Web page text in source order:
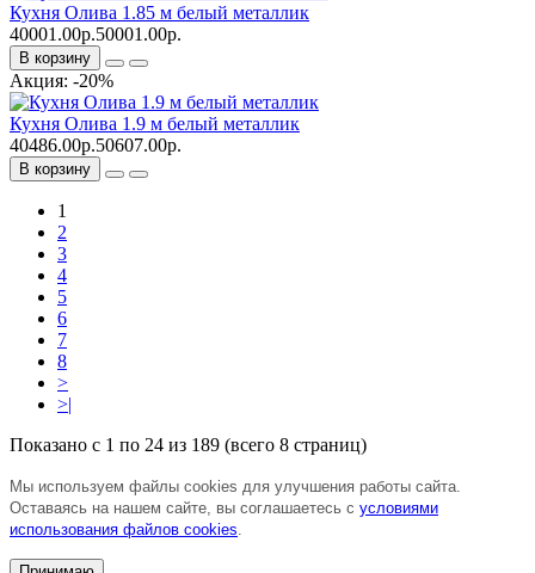
Кухня Олива 1.85 м белый металлик
40001.00р.50001.00р.
В корзину
Акция: -20%
Кухня Олива 1.9 м белый металлик
40486.00р.50607.00р.
В корзину
1
2
3
4
5
6
7
8
>
>|
Показано с 1 по 24 из 189 (всего 8 страниц)
Мы используем файлы cookies для улучшения работы сайта.
Оставаясь на нашем сайте, вы соглашаетесь с условиями
использования файлов cookies